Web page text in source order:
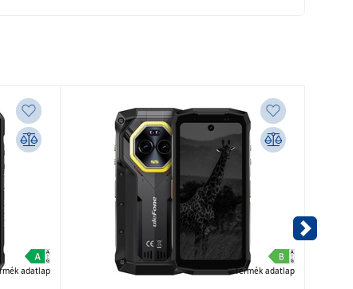
adatlap Termék adatlap